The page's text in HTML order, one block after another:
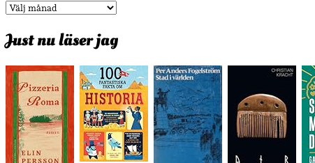
Arkiv
Just nu läser jag